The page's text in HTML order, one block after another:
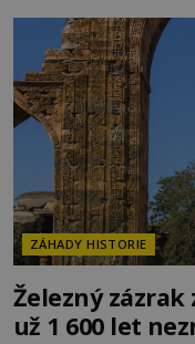
o skutečné historické
Evropě mají
jen předmětem úcty
ZÁHADY HISTORIE
Železný
už 1 600 let